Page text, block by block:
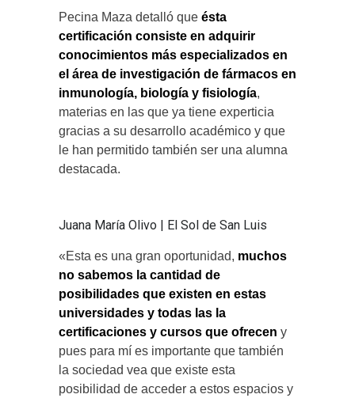
Pecina Maza detalló que ésta
certificación consiste en adquirir
conocimientos más especializados en
el área de investigación de fármacos en
inmunología, biología y fisiología,
materias en las que ya tiene experticia
gracias a su desarrollo académico y que
le han permitido también ser una alumna
destacada.
Juana María Olivo | El Sol de San Luis
«Esta es una gran oportunidad, muchos
no sabemos la cantidad de
posibilidades que existen en estas
universidades y todas las la
certificaciones y cursos que ofrecen y
pues para mí es importante que también
la sociedad vea que existe esta
posibilidad de acceder a estos espacios y